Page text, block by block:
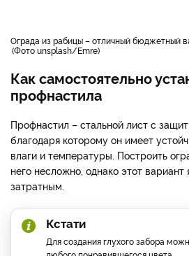
ограда из рабицы – отличный бюджетный
Фото unsplash/Emre
Как самостоятельно
профнастила
Профнастил – стальной лист с
благодаря которому он имеет
влаги и температуры. Построить
него несложно, однако этот вариант
затратным.
Кстати
Для создания глухого забора